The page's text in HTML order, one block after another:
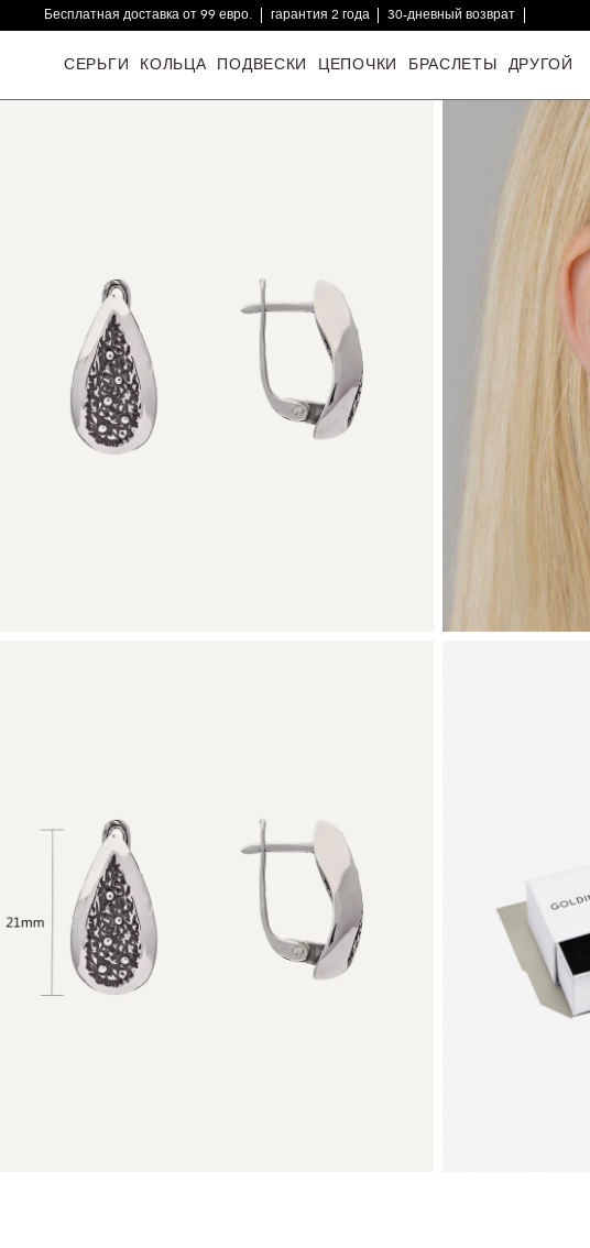
Бесплатная доставка от 99 евро. гарантия 2 года
30-дневный возврат
СЕРЬГИ КОЛЬЦА ПОДВЕСКИ ЦЕПОЧКИ БРАСЛЕТЫ ДРУГОЙ